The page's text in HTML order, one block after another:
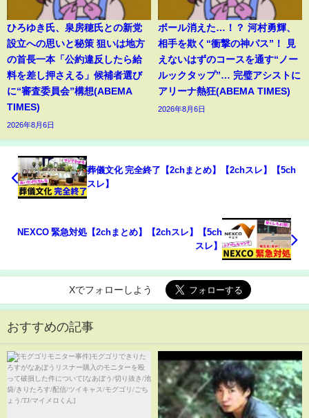
ひろゆき氏、泉房穂氏との新党
設立への思いと秘策 狙いは地方
の首長一本「公約違反したら給
料を差し押さえる」候補者選び
に“審査委員会”構想(ABEMA
TIMES)
2026年8月6日
ボール消えた…！？ 河村勇輝、
相手を欺く“衝撃の神パス”！ 見
えないはずのコースを通す“ノー
ルックタップ”… 完璧アシストに
アリーナ熱狂(ABEMA TIMES)
2026年8月6日
葬儀文化 完全終了【2chまとめ】【2chスレ】【5ch
スレ】
NEXCO 緊急対処【2chまとめ】【2chスレ】【5ch
スレ】
Xでフォローしよう
おすすめの記事